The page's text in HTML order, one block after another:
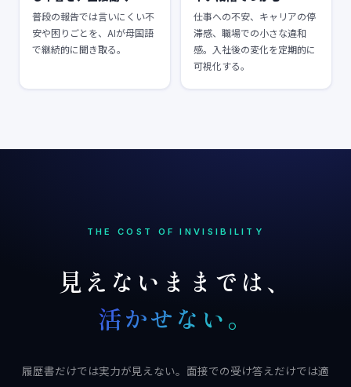
普段の報告では言いにくい不
安や困りごとを、AIが母国語
で継続的に聞き取る。
仕事への不安、キャリアの停
滞感、職場での小さな違和
感。入社後の変化を定期的に
可視化する。
THE COST OF INVISIBILITY
見えないままでは、
活かせない。
履歴書だけでは実力が見えない。面接での受け答えだけでは適